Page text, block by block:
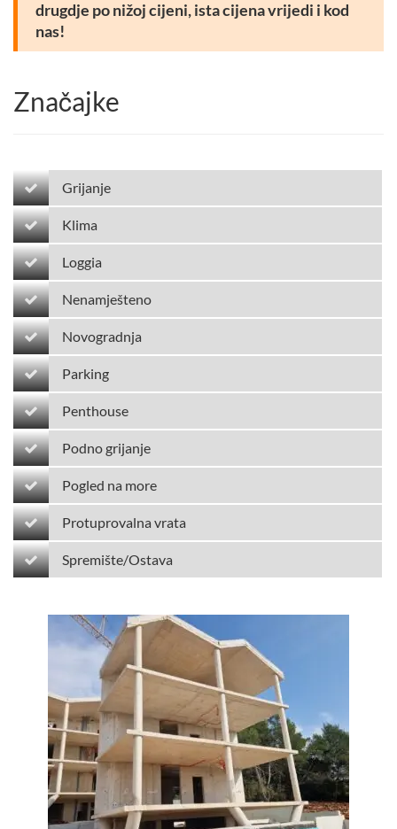
drugdje po nižoj cijeni, ista cijena vrijedi i kod
nas!
Značajke
Grijanje
Klima
Loggia
Nenamješteno
Novogradnja
Parking
Penthouse
Podno grijanje
Pogled na more
Protuprovalna vrata
Spremište/Ostava